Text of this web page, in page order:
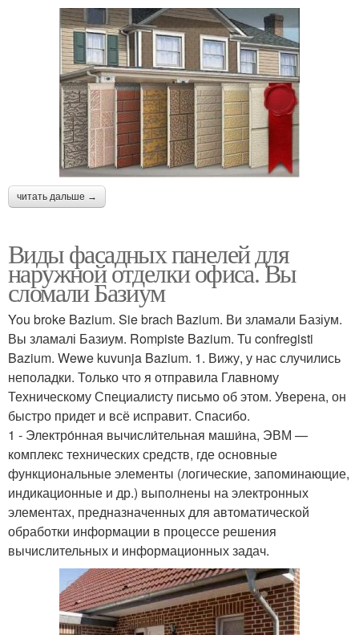
читать дальше →
Виды фасадных панелей для
наружной отделки офиса. Вы
сломали Базиум
You broke Bazium. Sie brach Bazium. Ви зламали Базіум.
Вы зламалі Базиум. Rompiste Bazium. Tu confregisti
Bazium. Wewe kuvunja Bazium. 1. Вижу, у нас случились
неполадки. Только что я отправила Главному
Техническому Специалисту письмо об этом. Уверена, он
быстро придет и всё исправит. Спасибо.
1 - Электро́нная вычисли́тельная маши́на, ЭВМ —
комплекс технических средств, где основные
функциональные элементы (логические, запоминающие,
индикационные и др.) выполнены на электронных
элементах, предназначенных для автоматической
обработки информации в процессе решения
вычислительных и информационных задач.